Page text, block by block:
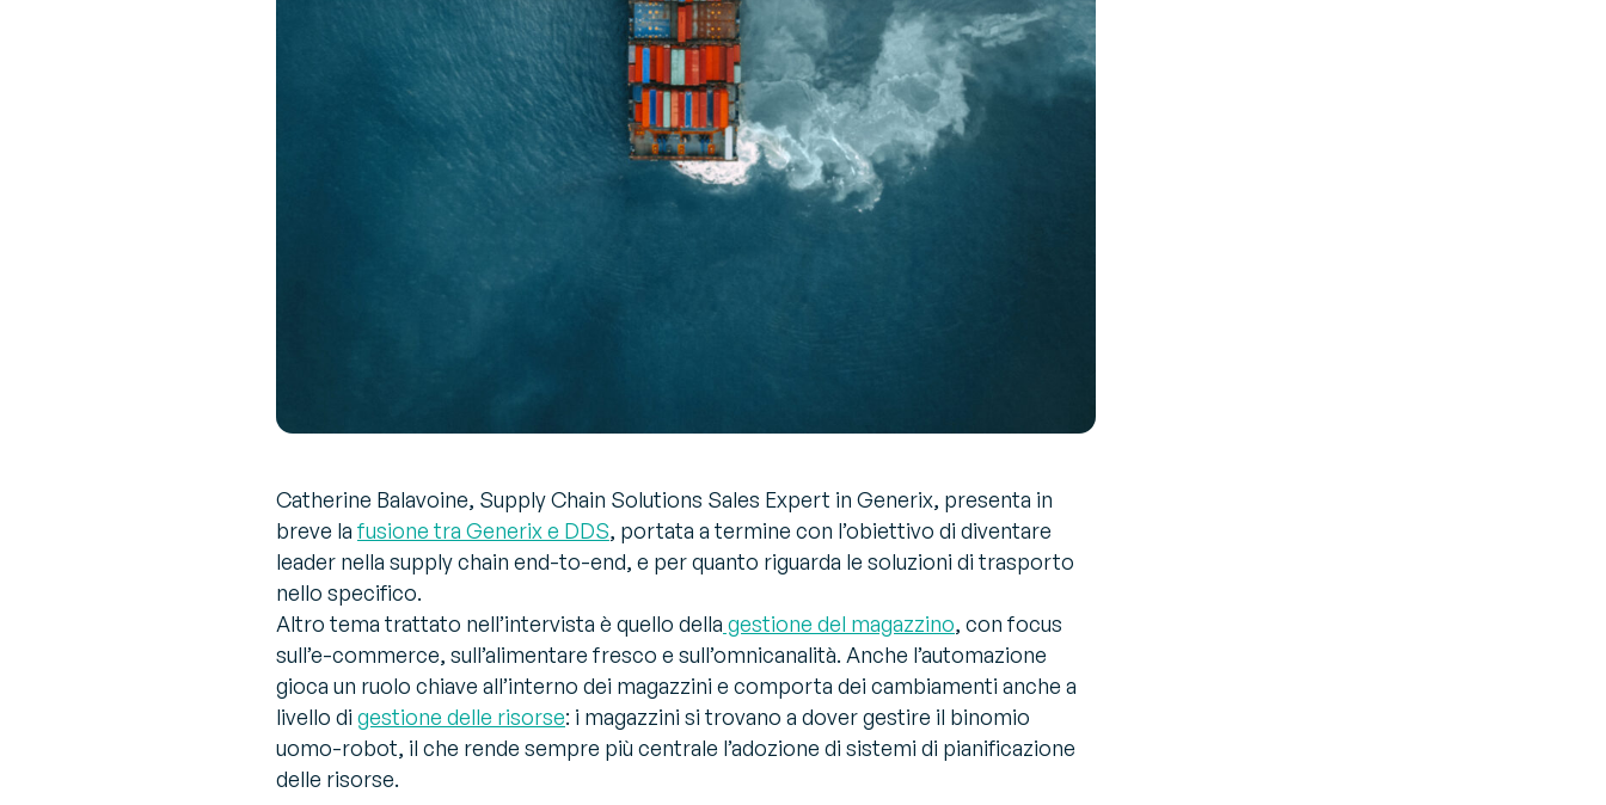
Catherine Balavoine, Supply Chain Solutions Sales Expert in Generix, presenta in
breve la fusione tra Generix e DDS, portata a termine con l’obiettivo di diventare
leader nella supply chain end-to-end, e per quanto riguarda le soluzioni di trasporto
nello specifico.
Altro tema trattato nell’intervista è quello della gestione del magazzino, con focus
sull’e-commerce, sull’alimentare fresco e sull’omnicanalità. Anche l’automazione
gioca un ruolo chiave all’interno dei magazzini e comporta dei cambiamenti anche a
livello di gestione delle risorse: i magazzini si trovano a dover gestire il binomio
uomo-robot, il che rende sempre più centrale l’adozione di sistemi di pianificazione
delle risorse.